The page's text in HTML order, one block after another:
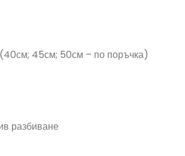
(40см; 45см; 50см – по поръчка)
разбиване